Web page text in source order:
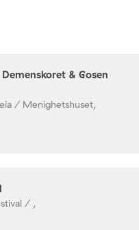
& Gosen
/ Menighetshuset,
/ ,